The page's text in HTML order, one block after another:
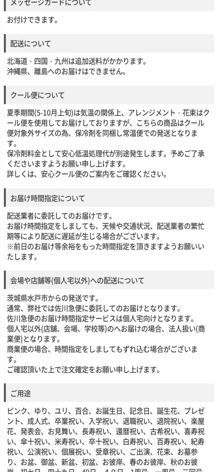
お付けできます。
配送について
北海道・四国・九州は追加送料がかかります。
沖縄県、離島へのお届けはできません。
クール便について
夏季期間(5-10月上旬)は気温の関係上、アレンジメント・花束はク
ール便を使用してお届けしておりますが、こちらの商品はクール
便対象外サイズの為、保冷剤を同梱し常温便での発送となりま
す。
保冷剤料金として安心低温処理代が別途発生します。予めご了承
くださいますようお願い申し上げます。
詳しくは、安心クール便のご案内をご確認ください。
お届け時間指定について
配送業者に委託してのお届けです。
お届け時間指定をしましても、天候や交通状況、配送業者の繁忙
期等により配送に遅延が生じる場合がございます。
※前日のお届け等余裕をもった時間指定を頂きますようお願いい
たします。
会場や店舗等(個人宅以外)への配送について
茨城県水戸市からの発送です。
通常、弊社では佐川急便に委託してのお届けとなります。
佐川急便のお届け時間指定サービスは個人宅向けとなります。
個人宅以外(店舗、会場、学校等)のへお届けの場合、法人扱い(商
業便)となります。
商業便の場合、時間指定をしましてもずれ込む場合がございま
す。
ご確認頂いた上で注文確定をお願い申し上げます。
ご用途
ピンク、ゆり、ユリ、百合、お誕生日、記念日、誕生花、プレゼ
ント、成人式、卒業祝い、入学祝い、退職祝い、退院祝い、楽屋
花、発表会、お見舞い、長寿祝い、還暦祝い、古希祝い、喜寿祝
い、傘十祝い、米寿祝い、卒十祝い、白寿祝い、百寿祝い、紀寿
祝い、公演祝い、個展祝い、受章祝い、ご出演、花束、お墓参
り、お盆、御盆、新盆、初盆、お彼岸、春のお彼岸、秋のお彼